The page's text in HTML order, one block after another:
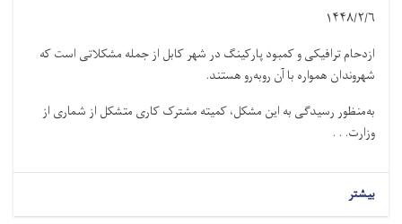
۱۴۴۸/۲/۶
ازدحام ترافیکی و کمبود پارکینگ در شهر کابل از جمله مشکلاتی است که
شهروندان همواره با آن روبه‌رو هستند.
به‌منظور رسیدگی به این مشکل، کمیته مشترک کاری متشکل از شماری از
وزارت. . .
بیشتر